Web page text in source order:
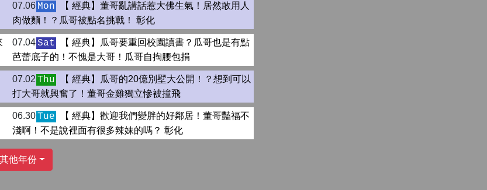
07.06 Mon
【 經典】董哥亂講話惹大佛生氣！居然敢用人
肉做麵！？瓜哥被點名挑戰！ 彰化
07.04Sat
【 經典】瓜哥要重回校園讀書？瓜哥也是有點
芭蕾底子的！不愧是大哥！瓜哥自掏腰包捐
07.02 Thu
【 經典】瓜哥的20億別墅大公開！？想到可以
打大哥就興奮了！董哥金雞獨立慘被撞飛
06.30 Tue
【 經典】歡迎我們變胖的好鄰居！董哥豔福不
淺啊！不是說裡面有很多辣妹的嗎？ 彰化
其他年份